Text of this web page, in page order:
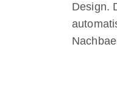
Design.